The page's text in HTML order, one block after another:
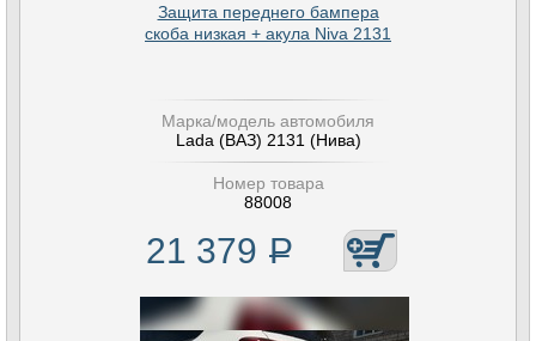
Защита переднего бампера
скоба низкая + акула Niva 2131
Марка/модель автомобиля
Lada (ВАЗ) 2131 (Нива)
Номер товара
88008
21 379 Р